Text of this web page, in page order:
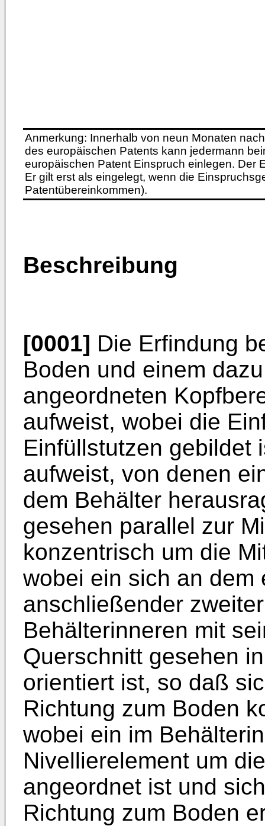
Anmerkung: Innerhalb von neun Monaten
des europäischen Patents kann jedermann
europäischen Patent Einspruch einlegen. Der
Er gilt erst als eingelegt, wenn die
Patentübereinkommen).
Beschreibung
[0001] Die Erfindung
Boden und einem
angeordneten
aufweist, wobei die
Einfüllstutzen gebildet
aufweist, von denen
dem Behälter
gesehen parallel zur
konzentrisch um die
wobei ein sich an dem
anschließender
Behälterinneren mit
Querschnitt gesehen
orientiert ist, so daß
Richtung zum Boden
wobei ein im
Nivellierelement um
angeordnet ist und
Richtung zum Boden